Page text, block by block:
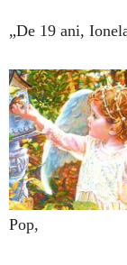
„De 19 ani,
Pop,